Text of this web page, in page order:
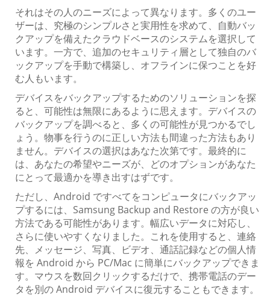
それはその人のニーズによって異なります。多くのユー
ザーは、究極のシンプルさと実用性を求めて、自動バッ
クアップを備えたクラウドベースのシステムを選択して
います。一方で、追加のセキュリティ層として独自のバ
ックアップを手動で構築し、オフラインに保つことを好
む人もいます。
デバイスをバックアップするためのソリューションを探
ると、可能性は無限にあるように思えます。デバイスの
バックアップを調べると、多くの可能性が見つかるでし
ょう。物事を行うのに正しい方法も間違った方法もあり
ません。デバイスの選択はあなた次第です。最終的に
は、あなたの希望やニーズが、どのオプションがあなた
にとって最適かを導き出すはずです。
ただし、Android ですべてをコンピュータにバックアッ
プするには、Samsung Backup and Restore の方が良い
方法である可能性があります。幅広いデータに対応し、
さらに使いやすくなりました。これを使用すると、連絡
先、メッセージ、写真、ビデオ、通話記録などの個人情
報を Android から PC/Mac に簡単にバックアップできま
す。マウスを数回クリックするだけで、携帯電話のデー
タを別の Android デバイスに復元することもできます。